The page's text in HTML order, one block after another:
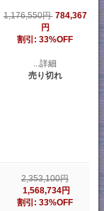
1,176,550円 784,367
円
割引: 33%OFF
...詳細
売り切れ
2,353,100円
1,568,734円
割引: 33%OFF